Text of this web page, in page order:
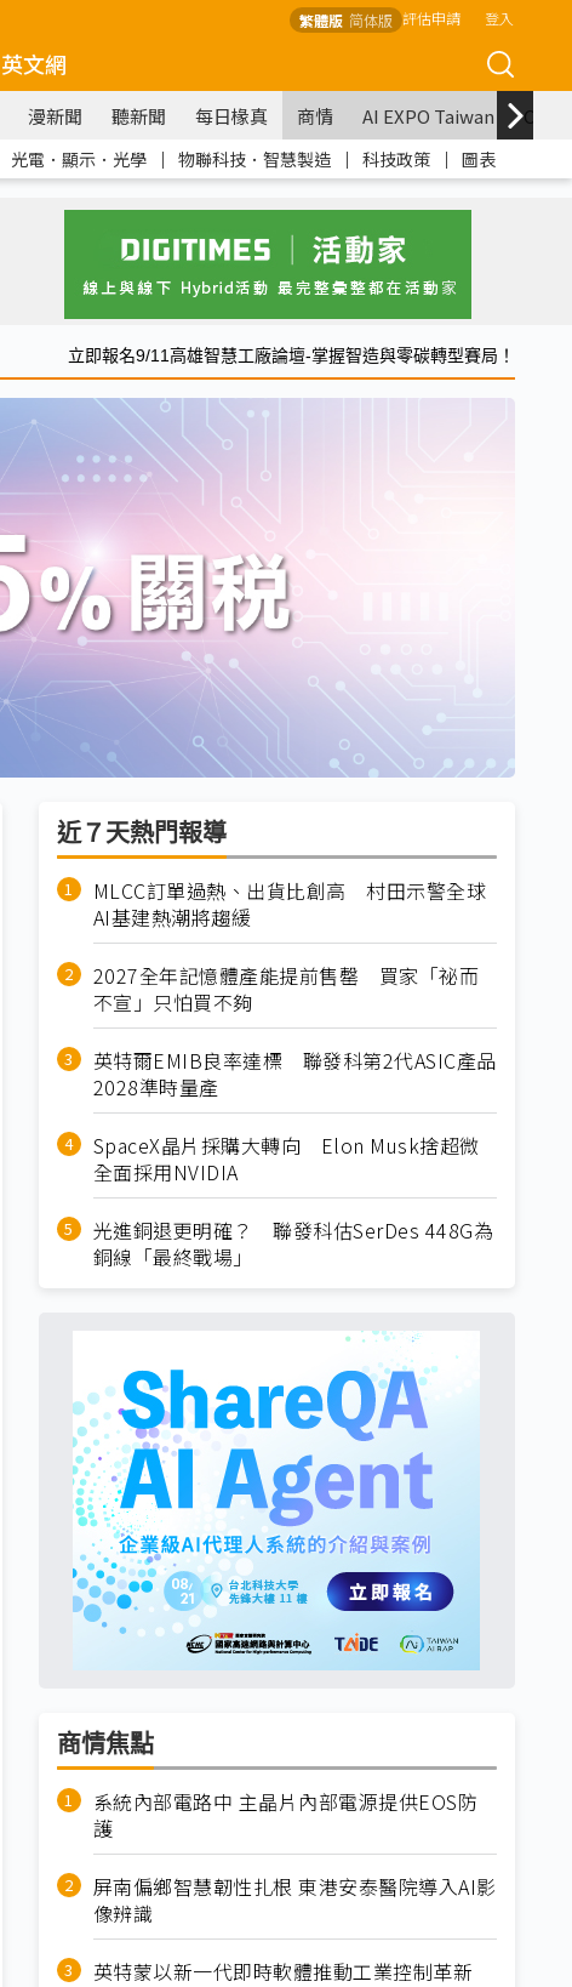
繁體版 简体版 評估申請 登入
英文網
漫新聞 聽新聞 每日椽真 商情 AI EXPO Taiwan
光電．顯示．光學 ｜ 物聯科技．智慧製造 ｜ 科技政策 ｜ 圖表
立即報名9/11高雄智慧工廠論壇-掌握智造與零碳轉型賽局！
近７天熱門報導
MLCC訂單過熱、出貨比創高 村田示警全球
AI基建熱潮將趨緩
2027全年記憶體產能提前售罄 買家「祕而
不宣」只怕買不夠
英特爾EMIB良率達標 聯發科第2代ASIC產品
2028準時量產
SpaceX晶片採購大轉向 Elon Musk捨超微
全面採用NVIDIA
光進銅退更明確？ 聯發科估SerDes 448G為
銅線「最終戰場」
商情焦點
系統內部電路中 主晶片內部電源提供EOS防
護
屏南偏鄉智慧韌性扎根 東港安泰醫院導入AI影
像辨識
英特蒙以新一代即時軟體推動工業控制革新